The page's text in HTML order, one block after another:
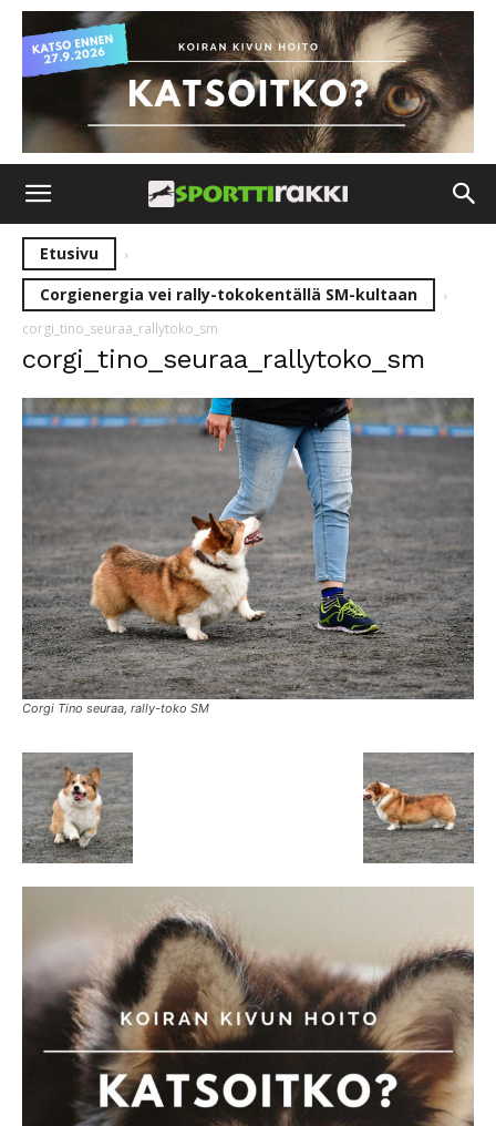
Etusivu
Corgienergia vei rally-tokokentällä SM-kultaan
corgi_tino_seuraa_rallytoko_sm
corgi_tino_seuraa_rallytoko_sm
Corgi Tino seuraa, rally-toko SM